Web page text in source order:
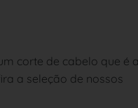
corte de cabelo que é
a seleção de nossos